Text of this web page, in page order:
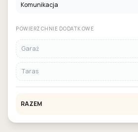
Komunikacja
POWIERZCHNIE DODATKOWE
Garaż
Taras
RAZEM